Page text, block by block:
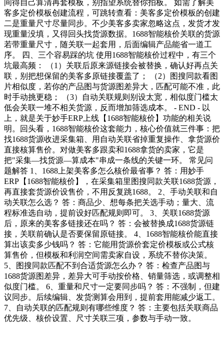
间得自己算清再套模板，别指望系统替你拍板。 如需了解美
客多定价模板创建流程，可跳转查看：美客多定价模板的创建
二是重量尺寸尽量同步。不少美客多卖家忽略这点，发货才发
现重量没填，又得回头找货源数据。1688智能核价关联的货源
若带重量尺寸，随关联一起套用，后面编辑产品能省一道工
序。 四、三个容易踩的坑 使用1688智能核价过程中，有三个
坑最高频： （1）关联后原来源链接会被替换，确认好再点关
联，别把想保留的美客多原链接覆盖了； （2）图搜同款看图
片相似度，若你的产品图与货源图差异大，匹配可能不准，此
时手动挑更稳； （3）自动关联规则别设太宽，相似度门槛太
低会关联一堆不相关货源，反而增加筛选成本。 - END - 以
上，就是关于妙手ERP上线【1688智能核价】功能的相关说
明。回头看，1688智能核价这套能力，核心价值就三件事：把
找1688货源收进采集箱、用自动关联省掉重复操作、拿货源价
直接核算售价。对做美客多跟卖和1688拿货的卖家，它是
把"采集—找货源—算成本"串成一条线的关键一环。 常见问
题解答 1、1688上架美客多怎么核价最省事？ 答：用妙手
ERP【1688智能核价】，在采集箱里图搜同款关联1688货源，
再直接套货源价设售价，不用反复跳1688。 2、手动关联和自
动关联怎么选？ 答：商品少、想每条把关选手动；量大、流
程标准选自动，提前设好匹配规则即可。 3、关联1688货源
后，原来的美客多链接还在吗？ 答：会被替换成1688货源链
接，关联前确认是否要保留原链接。 4、1688智能核价能直接
算出该卖多少钱吗？ 答：它能用货源价套定价模板或公式核
算售价，但模板和利润空间需卖家自设，系统不替你决策。
5、图搜同款匹配不到合适货源怎么办？ 答：检查产品图与
1688货源图差异，差异大可手动按价格、销量筛选，或调整相
似度门槛。 6、重量和尺寸一定要同步吗？ 答：不强制，但建
议同步。后续编辑、发货测算会用到，提前套用能减少返工。
7、自动关联的匹配规则有哪些维度？ 答：主要包括关联商品
优先级、核价设置、尺寸关联三项，参数与手动一致。